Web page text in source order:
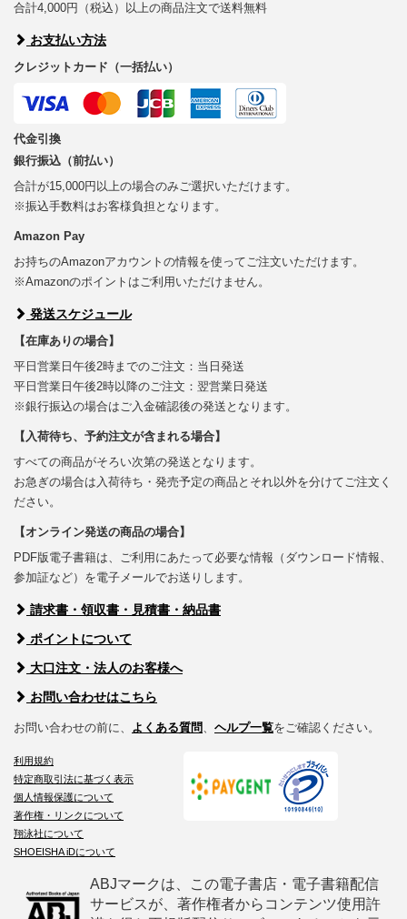
合計4,000円（税込）以上の商品注文で送料無料
お支払い方法
クレジットカード（一括払い）
代金引換
銀行振込（前払い）
合計が15,000円以上の場合のみご選択いただけます。
※振込手数料はお客様負担となります。
Amazon Pay
お持ちのAmazonアカウントの情報を使ってご注文いただけます。
※Amazonのポイントはご利用いただけません。
発送スケジュール
【在庫ありの場合】
平日営業日午後2時までのご注文：当日発送
平日営業日午後2時以降のご注文：翌営業日発送
※銀行振込の場合はご入金確認後の発送となります。
【入荷待ち、予約注文が含まれる場合】
すべての商品がそろい次第の発送となります。
お急ぎの場合は入荷待ち・発売予定の商品とそれ以外を分けてご注文く
ださい。
【オンライン発送の商品の場合】
PDF版電子書籍は、ご利用にあたって必要な情報（ダウンロード情報、
参加証など）を電子メールでお送りします。
請求書・領収書・見積書・納品書
ポイントについて
大口注文・法人のお客様へ
お問い合わせはこちら
お問い合わせの前に、 よくある質問、 ヘルプ一覧をご確認ください。
利用規約
特定商取引法に基づく表示
個人情報保護について
著作権・リンクについて
翔泳社について
SHOEISHA iDについて
ABJマークは、この電子書店・電子書籍配信
サービスが、著作権者からコンテンツ使用許